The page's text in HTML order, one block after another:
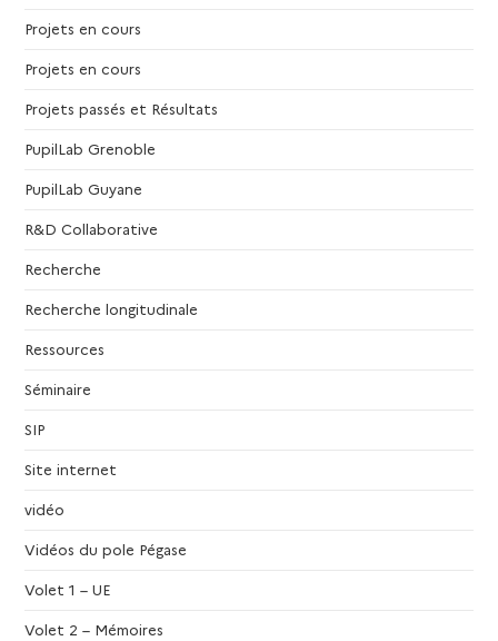
Projets en cours
Projets en cours
Projets passés et Résultats
PupilLab Grenoble
PupilLab Guyane
R&D Collaborative
Recherche
Recherche longitudinale
Ressources
Séminaire
SIP
Site internet
vidéo
Vidéos du pole Pégase
Volet 1 – UE
Volet 2 – Mémoires